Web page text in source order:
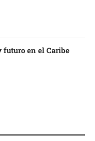
futuro en el Caribe